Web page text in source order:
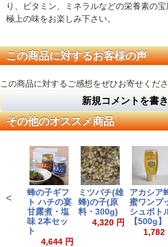
り、ビタミン、ミネラルなどの栄養素の宝
極上の味をお楽しみ下さい。
この商品に対するお客様の声
この商品に対するご感想をぜひお寄せくださ
新規コメントを書
その他のオススメ商品
蜂の子ギフ
ト ハチの宴
甘露煮・塩
味 2本セッ
ト
4,644 円
ミツバチ(雄
蜂)の子(原
料・300g)
4,320 円
アカシア
蜜ワンプ
シュボト
【500g】
1,782
<